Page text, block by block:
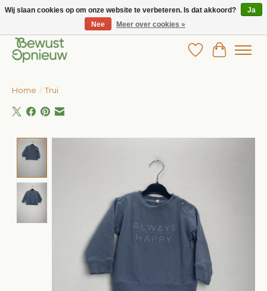
Wij bieden het grootste aanbod in betaalbare kinderkleding!
Verlanglijst
Home / Trui
Wij slaan cookies op om onze website te verbeteren. Is dat akkoord?
Ja
Nee
Meer over cookies »